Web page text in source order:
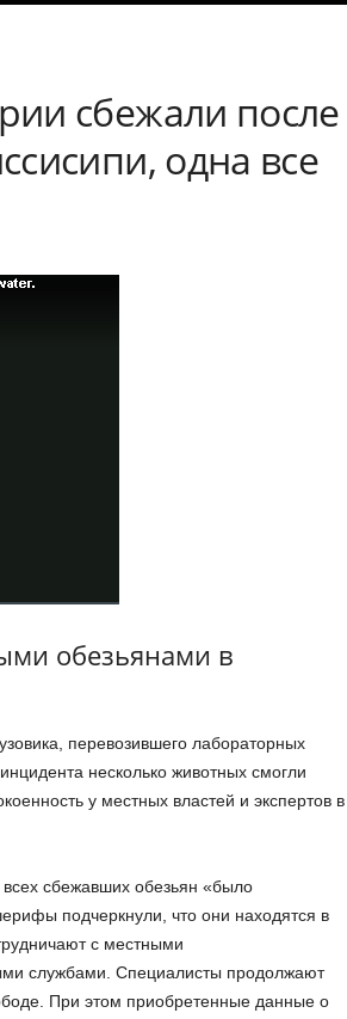
сбежали после
одна все
обезьянами в
перевозившего лабораторных
несколько животных смогли
у местных властей и экспертов в
сбежавших обезьян «было
подчеркнули, что они находятся в
с местными
службами. Специалисты продолжают
При этом приобретенные данные о